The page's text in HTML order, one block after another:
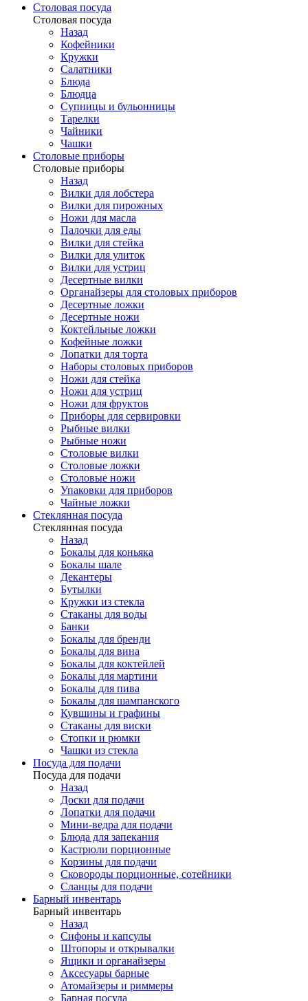
Столовая посуда
Столовая посуда
Назад
Кофейники
Кружки
Салатники
Блюда
Блюдца
Супницы и бульонницы
Тарелки
Чайники
Чашки
Cтоловые приборы
Cтоловые приборы
Назад
Вилки для лобстера
Вилки для пирожных
Ножи для масла
Палочки для еды
Вилки для стейка
Вилки для улиток
Вилки для устриц
Десертные вилки
Органайзеры для столовых приборов
Десертные ложки
Десертные ножи
Коктейльные ложки
Кофейные ложки
Лопатки для торта
Наборы столовых приборов
Ножи для стейка
Ножи для устриц
Ножи для фруктов
Приборы для сервировки
Рыбные вилки
Рыбные ножи
Столовые вилки
Столовые ложки
Столовые ножи
Упаковки для приборов
Чайные ложки
Стеклянная посуда
Стеклянная посуда
Назад
Бокалы для коньяка
Бокалы шале
Декантеры
Бутылки
Кружки из стекла
Стаканы для воды
Банки
Бокалы для бренди
Бокалы для вина
Бокалы для коктейлей
Бокалы для мартини
Бокалы для пива
Бокалы для шампанского
Кувшины и графины
Стаканы для виски
Стопки и рюмки
Чашки из стекла
Посуда для подачи
Посуда для подачи
Назад
Доски для подачи
Лопатки для подачи
Мини-ведра для подачи
Блюда для запекания
Кастрюли порционные
Корзины для подачи
Сковороды порционные, сотейники
Сланцы для подачи
Барный инвентарь
Барный инвентарь
Назад
Сифоны и капсулы
Штопоры и открывалки
Ящики и органайзеры
Аксесуары барные
Атомайзеры и риммеры
Барная посуда